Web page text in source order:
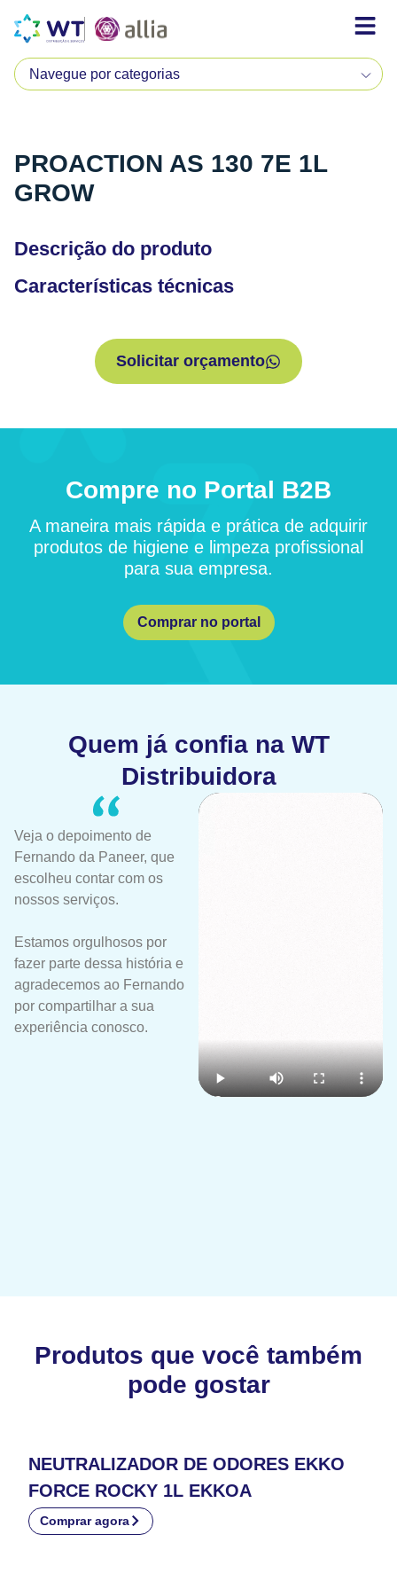
PROACTION AS 130 7E 1L
GROW
Descrição do produto
Características técnicas
Solicitar orçamento
Compre no Portal B2B
A maneira mais rápida e prática de adquirir
produtos de higiene e limpeza profissional
para sua empresa.
Comprar no portal
Quem já confia na WT
Distribuidora
Veja o depoimento de
Fernando da Paneer, que
escolheu contar com os
nossos serviços.
Estamos orgulhosos por
fazer parte dessa história e
agradecemos ao Fernando
por compartilhar a sua
experiência conosco.
Produtos que você também
pode gostar
NEUTRALIZADOR DE ODORES EKKO
FORCE ROCKY 1L EKKOA
Comprar agora